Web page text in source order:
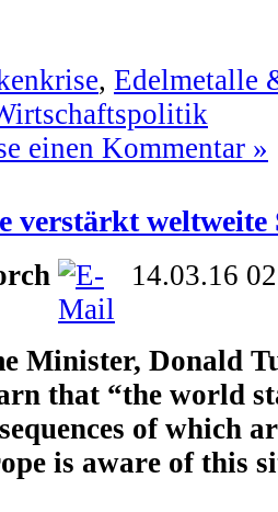
, Edelmetalle
einen Kommentar »
verstärkt weltweite
14.03.16
Minister, Donald
that “the world
of which
is aware of this